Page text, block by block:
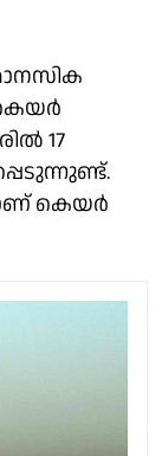
17
കെയർ